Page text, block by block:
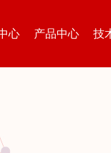
心 产品中心 技
机